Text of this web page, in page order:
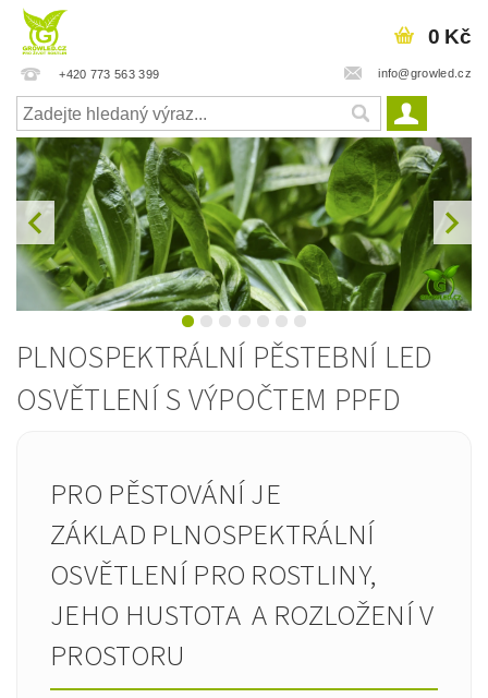
+420 773 563 399 info@growled.cz
0 Kč
PLNOSPEKTRÁLNÍ PĚSTEBNÍ LED
OSVĚTLENÍ S VÝPOČTEM PPFD
PRO PĚSTOVÁNÍ JE
ZÁKLAD PLNOSPEKTRÁLNÍ
OSVĚTLENÍ PRO ROSTLINY,
JEHO HUSTOTA A ROZLOŽENÍ V
PROSTORU